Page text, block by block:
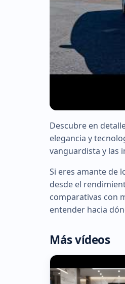
▶
Descubre en
elegancia y
vanguardista y las
Si eres amante de
desde el
comparativas con
entender hacia
Más vídeos